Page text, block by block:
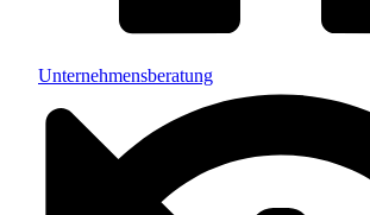
Unternehmensberatung